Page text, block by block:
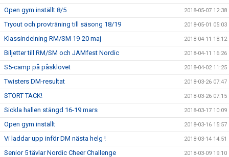
Open gym inställt 8/5 2018-05-07 12:38
Tryout och provträning till säsong 18/19 2018-05-01 05:03
Klassindelning RM/SM 19-20 maj 2018-04-11 18:12
Biljetter till RM/SM och JAMfest Nordic 2018-04-11 16:26
S5-camp på påsklovet 2018-04-02 11:25
Twisters DM-resultat 2018-03-26 07:47
STORT TACK! 2018-03-26 07:15
Sickla hallen stängd 16-19 mars 2018-03-17 10:09
Open gym inställt 2018-03-16 15:57
Vi laddar upp inför DM nästa helg ! 2018-03-14 14:51
Senior 5 tävlar Nordic Cheer Challenge 2018-03-09 19:10